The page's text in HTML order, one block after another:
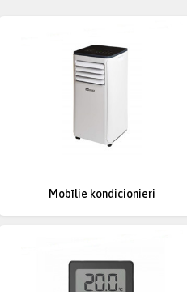
Mobīlie kondicionieri